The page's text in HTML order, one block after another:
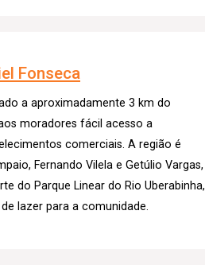
Fonseca
a aproximadamente 3 km do
moradores fácil acesso a
comerciais. A região é
Fernando Vilela e Getúlio Vargas,
do Parque Linear do Rio Uberabinha,
lazer para a comunidade.